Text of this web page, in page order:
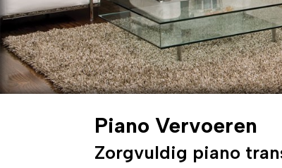
Piano Vervoeren
Zorgvuldig piano